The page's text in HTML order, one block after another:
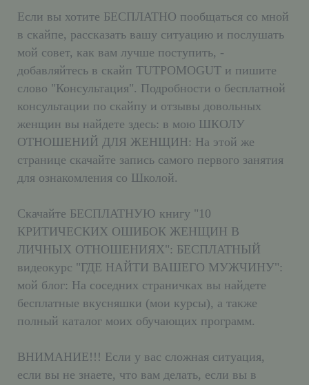
Если вы хотите БЕСПЛАТНО пообщаться со мной
в скайпе, рассказать вашу ситуацию и послушать
мой совет, как вам лучше поступить, -
добавляйтесь в скайп TUTPOMOGUT и пишите
слово "Консультация". Подробности о бесплатной
консультации по скайпу и отзывы довольных
женщин вы найдете здесь: в мою ШКОЛУ
ОТНОШЕНИЙ ДЛЯ ЖЕНЩИН: На этой же
странице скачайте запись самого первого занятия
для ознакомления со Школой.
Скачайте БЕСПЛАТНУЮ книгу "10
КРИТИЧЕСКИХ ОШИБОК ЖЕНЩИН В
ЛИЧНЫХ ОТНОШЕНИЯХ": БЕСПЛАТНЫЙ
видеокурс "ГДЕ НАЙТИ ВАШЕГО МУЖЧИНУ":
мой блог: На соседних страничках вы найдете
бесплатные вкусняшки (мои курсы), а также
полный каталог моих обучающих программ.
ВНИМАНИЕ!!! Если у вас сложная ситуация,
если вы не знаете, что вам делать, если вы в